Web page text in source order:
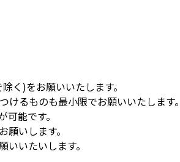
く)をお願いいたします。
るものも最小限でお願いいたします。
能です。
いします。
いたいします。